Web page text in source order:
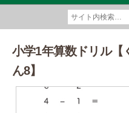
小学1年算数ドリル【
ん8】